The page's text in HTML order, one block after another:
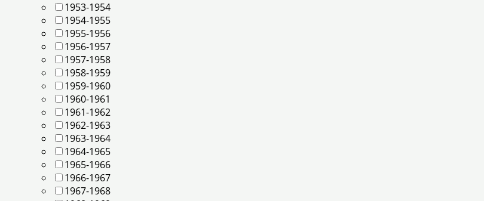
1953-1954
1954-1955
1955-1956
1956-1957
1957-1958
1958-1959
1959-1960
1960-1961
1961-1962
1962-1963
1963-1964
1964-1965
1965-1966
1966-1967
1967-1968